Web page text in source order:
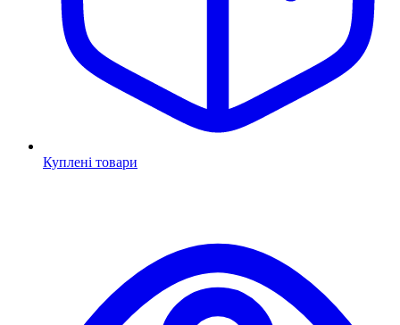
Куплені товари